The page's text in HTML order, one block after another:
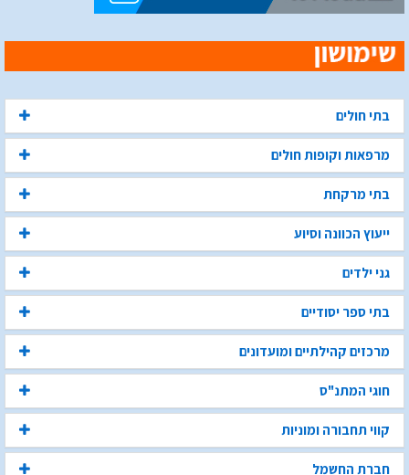
בתי חולים
מרפאות וקופות חולים
בתי מרקחת
ייעוץ הכוונה וסיוע
גני ילדים
בתי ספר יסודיים
מרכזים קהילתיים ומועדונים
חוגי המתנ"ס
קווי תחבורה ומוניות
חברת החשמל